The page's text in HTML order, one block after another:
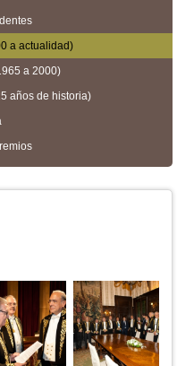
a actualidad)
a 2000)
años de historia)